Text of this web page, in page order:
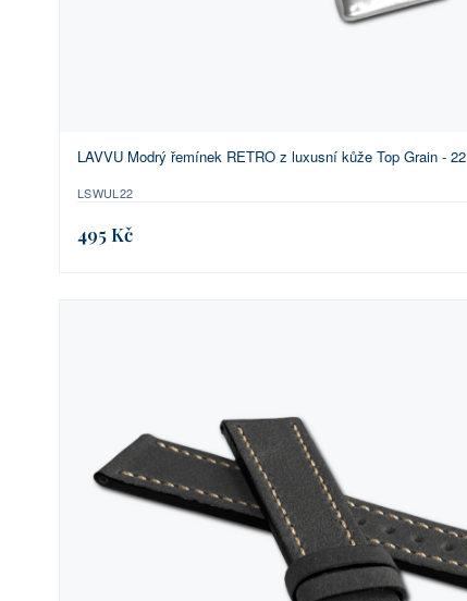
LAVVU Modrý řemínek RETRO z luxusní kůže Top Grain - 22
LSWUL22
495 Kč